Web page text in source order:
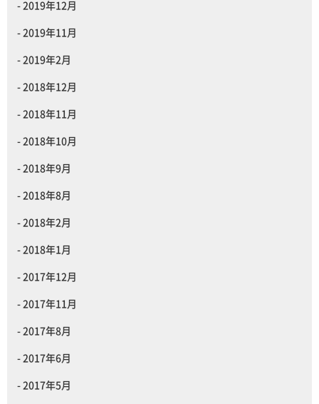
2019年12月
2019年11月
2019年2月
2018年12月
2018年11月
2018年10月
2018年9月
2018年8月
2018年2月
2018年1月
2017年12月
2017年11月
2017年8月
2017年6月
2017年5月